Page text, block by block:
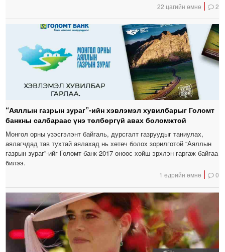
22 цагийн өмнө 2
“Аяллын газрын зураг”-ийн хэвлэмэл хувилбарыг Голомт
банкны салбараас үнэ төлбөргүй авах боломжтой
Монгол орны үзэсгэлэнт байгаль, дурсгалт газруудыг таниулах,
аялагчдад тав тухтай аялахад нь хөтөч болох зорилготой “Аяллын
газрын зураг”-ийг Голомт банк 2017 оноос хойш эрхлэн гаргаж байгаа
билээ.
1 өдрийн өмнө 0